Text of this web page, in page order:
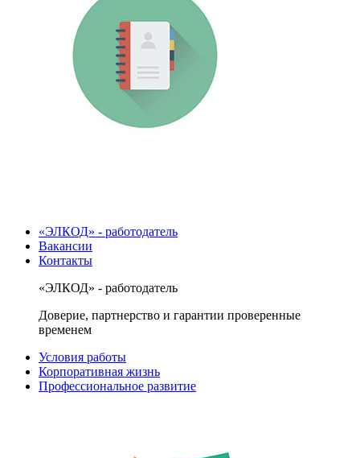
«ЭЛКОД» - работодатель
Вакансии
Контакты
«ЭЛКОД» - работодатель
Доверие, партнерство и гарантии проверенные
временем
Условия работы
Корпоративная жизнь
Профессиональное развитие